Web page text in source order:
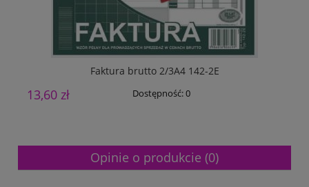
Faktura brutto 2/3A4 142-2E
13,60 zł Dostępność:0
Opinie o produkcie (0)